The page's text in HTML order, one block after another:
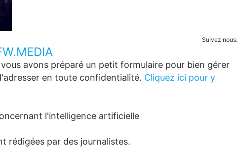
Suivez nous:
avons préparé un petit formulaire pour bien gérer
en toute confidentialité. Cliquez ici pour y
l'intelligence artificielle
rédigées par des journalistes.